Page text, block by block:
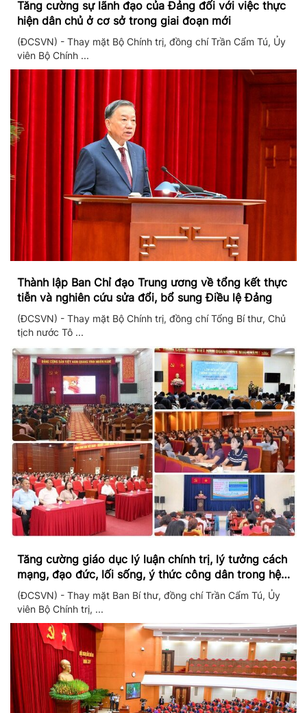
Tăng cường sự lãnh đạo của Đảng đối với việc thực
hiện dân chủ ở cơ sở trong giai đoạn mới
(ĐCSVN) - Thay mặt Bộ Chính trị, đồng chí Trần Cẩm Tú, Ủy
viên Bộ Chính ...
Thành lập Ban Chỉ đạo Trung ương về tổng kết thực
tiễn và nghiên cứu sửa đổi, bổ sung Điều lệ Đảng
(ĐCSVN) - Thay mặt Bộ Chính trị, đồng chí Tổng Bí thư, Chủ
tịch nước Tô ...
Tăng cường giáo dục lý luận chính trị, lý tưởng cách
mạng, đạo đức, lối sống, ý thức công dân trong hệ
thống giáo dục quốc dân
(ĐCSVN) - Thay mặt Ban Bí thư, đồng chí Trần Cẩm Tú, Ủy
viên Bộ Chính trị, ...